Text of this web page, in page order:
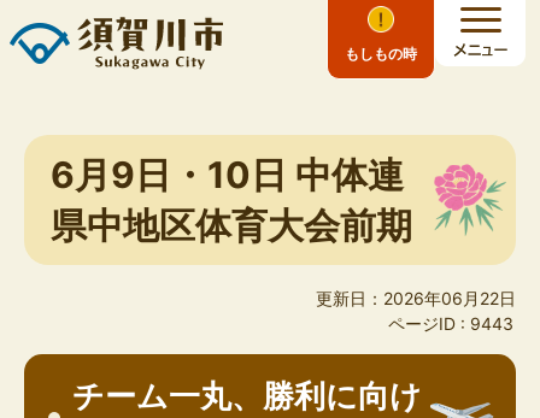
もしもの時
6月9日・10日 中体連
県中地区体育大会前期
更新日：2026年06月22日
ページID : 9443
チーム一丸、勝利に向け